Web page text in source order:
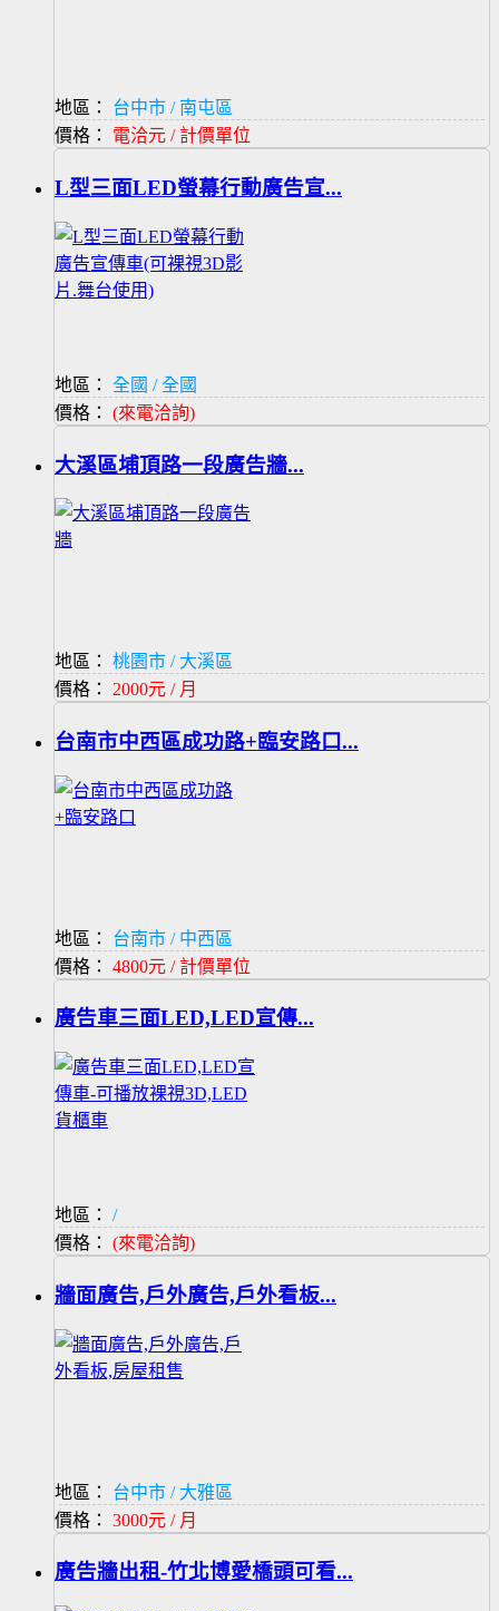
地區：
台中市 / 南屯區
價格： 電洽元 / 計價單位
L型三面LED螢幕行動廣告宣...
地區：
全國 / 全國
價格： (來電洽詢)
大溪區埔頂路一段廣告牆...
地區：
桃園市 / 大溪區
價格： 2000元 / 月
台南市中西區成功路+臨安路口...
地區：
台南市 / 中西區
價格： 4800元 / 計價單位
廣告車三面LED,LED宣傳...
地區：
/
價格： (來電洽詢)
牆面廣告,戶外廣告,戶外看板...
地區：
台中市 / 大雅區
價格： 3000元 / 月
廣告牆出租-竹北博愛橋頭可看...